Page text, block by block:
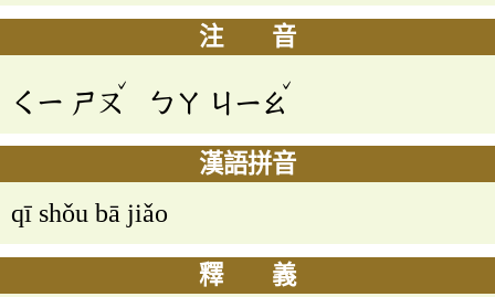
注 音
ㄑㄧ ㄕㄡ
ˇ
ㄅㄚ ㄐㄧㄠ
ˇ
漢語拼音
qī shǒu bā jiǎo
釋 義